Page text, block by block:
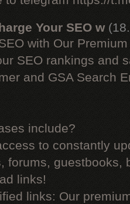
Your SEO w
with Our
SEO rankings and
and GSA Search
include?
to constantly
forums, guestbooks,
links!
links: Our